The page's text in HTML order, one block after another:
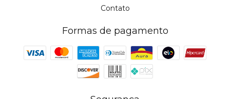
Contato
Formas de pagamento